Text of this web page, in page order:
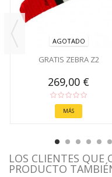
AGOTADO
GRATIS ZEBRA Z2
269,00 €
MÁS
LOS CLIENTES QUE
PRODUCTO